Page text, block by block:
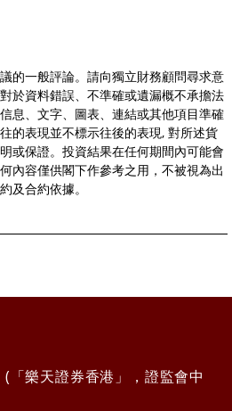
的一般評論。請向獨立財務顧問尋求意
於資料錯誤、不準確或遺漏概不承擔法
息、文字、圖表、連結或其他項目準確
的表現並不標示往後的表現, 對所述貨
或保證。投資結果在任何期間內可能會
內容僅供閣下作參考之用，不被視為出
及合約依據。
「樂天證券香港」，證監會中